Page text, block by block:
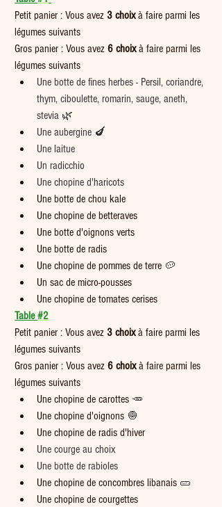
Petit panier : Vous avez 3 choix à faire parmi les
légumes suivants
Gros panier : Vous avez 6 choix à faire parmi les
légumes suivants
Une botte de fines herbes - Persil, coriandre,
thym, ciboulette, romarin, sauge, aneth,
stevia 🌿
Une aubergine 🍆
Une laitue
Un radicchio
Une chopine d'haricots
Une botte de chou kale
Une chopine de betteraves
Une botte d'oignons verts
Une botte de radis
Une chopine de pommes de terre 🥔
Un sac de micro-pousses
Une chopine de tomates cerises
Table #2
Petit panier : Vous avez 3 choix à faire parmi les
légumes suivants
Gros panier : Vous avez 6 choix à faire parmi les
légumes suivants
Une chopine de carottes 🥕
Une chopine d'oignons 🧅
Une chopine de radis d'hiver
Une courge au choix
Une botte de rabioles
Une chopine de concombres libanais 🥒
Une chopine de courgettes